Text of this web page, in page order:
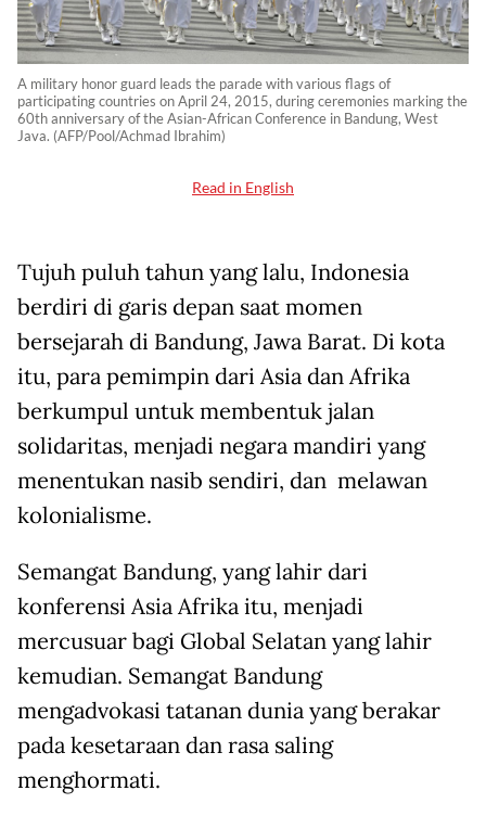
A military honor guard leads the parade with various flags of
participating countries on April 24, 2015, during ceremonies marking the
60th anniversary of the Asian-African Conference in Bandung, West
Java. (AFP/Pool/Achmad Ibrahim)
Read in English
Tujuh puluh tahun yang lalu, Indonesia
berdiri di garis depan saat momen
bersejarah di Bandung, Jawa Barat. Di kota
itu, para pemimpin dari Asia dan Afrika
berkumpul untuk membentuk jalan
solidaritas, menjadi negara mandiri yang
menentukan nasib sendiri, dan melawan
kolonialisme.
Semangat Bandung, yang lahir dari
konferensi Asia Afrika itu, menjadi
mercusuar bagi Global Selatan yang lahir
kemudian. Semangat Bandung
mengadvokasi tatanan dunia yang berakar
pada kesetaraan dan rasa saling
menghormati.